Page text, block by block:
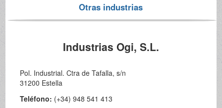
Otras industrias
Industrias Ogi, S.L.
Pol. Industrial. Ctra de Tafalla, s/n
31200 Estella
Teléfono: (+34) 948 541 413